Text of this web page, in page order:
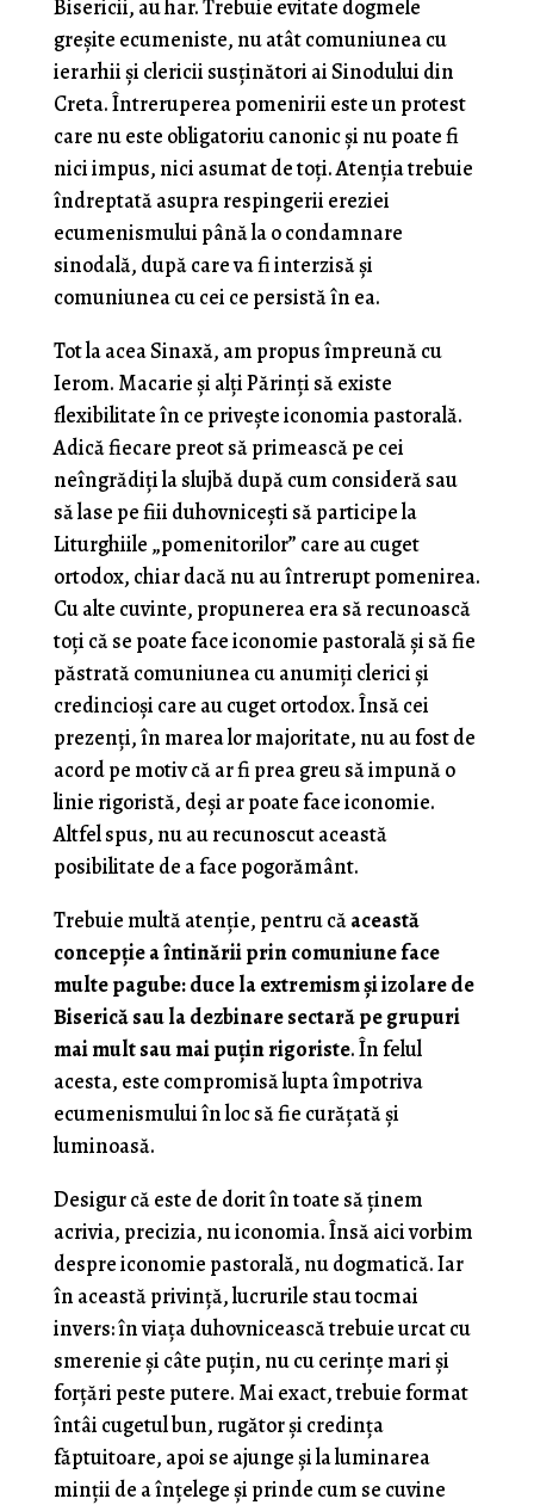
Bisericii, au har. Trebuie evitate dogmele
greșite ecumeniste, nu atât comuniunea cu
ierarhii și clericii susținători ai Sinodului din
Creta. Întreruperea pomenirii este un protest
care nu este obligatoriu canonic și nu poate fi
nici impus, nici asumat de toți. Atenția trebuie
îndreptată asupra respingerii ereziei
ecumenismului până la o condamnare
sinodală, după care va fi interzisă și
comuniunea cu cei ce persistă în ea.
Tot la acea Sinaxă, am propus împreună cu
Ierom. Macarie și alți Părinți să existe
flexibilitate în ce privește iconomia pastorală.
Adică fiecare preot să primească pe cei
neîngrădiți la slujbă după cum consideră sau
să lase pe fiii duhovnicești să participe la
Liturghiile „pomenitorilor” care au cuget
ortodox, chiar dacă nu au întrerupt pomenirea.
Cu alte cuvinte, propunerea era să recunoască
toți că se poate face iconomie pastorală și să fie
păstrată comuniunea cu anumiți clerici și
credincioși care au cuget ortodox. Însă cei
prezenți, în marea lor majoritate, nu au fost de
acord pe motiv că ar fi prea greu să impună o
linie rigoristă, deși ar poate face iconomie.
Altfel spus, nu au recunoscut această
posibilitate de a face pogorământ.
Trebuie multă atenție, pentru căaceastă
concepție a întinării prin comuniune face
multe pagube: duce la extremism și izolare de
Biserică sau la dezbinare sectară pe grupuri
mai mult sau mai puțin rigoriste. În felul
acesta, este compromisă lupta împotriva
ecumenismului în loc să fie curățată și
luminoasă.
Desigur că este de dorit în toate să ținem
acrivia, precizia, nu iconomia. Însă aici vorbim
despre iconomie pastorală, nu dogmatică. Iar
în această privință, lucrurile stau tocmai
invers: în viața duhovnicească trebuie urcat cu
smerenie și câte puțin, nu cu cerințe mari și
forțări peste putere. Mai exact, trebuie format
întâi cugetul bun, rugător și credința
făptuitoare, apoi se ajunge și la luminarea
minții de a înțelege și prinde cum se cuvine